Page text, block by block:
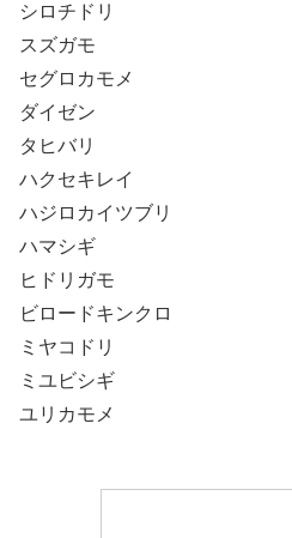
シロチドリ
スズガモ
セグロカモメ
ダイゼン
タヒバリ
ハクセキレイ
ハジロカイツブリ
ハマシギ
ヒドリガモ
ビロードキンクロ
ミヤコドリ
ミユビシギ
ユリカモメ